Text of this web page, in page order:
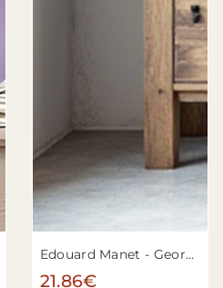
Edouard Manet - George Moore (1852-1933)
21.86€